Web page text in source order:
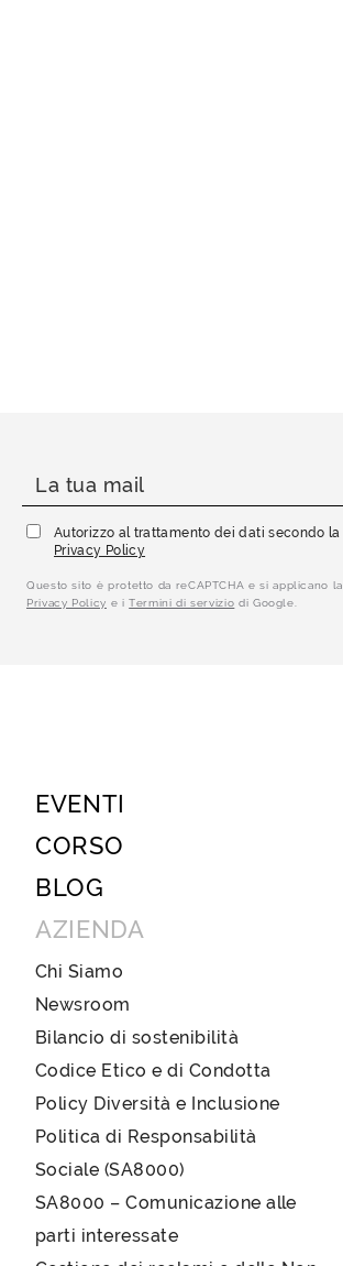
Autorizzo al trattamento dei dati secondo la
Privacy Policy
Questo sito è protetto da reCAPTCHA e si applicano la
Privacy Policy e iTermini di servizio di Google.
EVENTI
CORSO
BLOG
AZIENDA
Chi Siamo
Newsroom
Bilancio di sostenibilità
Codice Etico e di Condotta
Policy Diversità e Inclusione
Politica di Responsabilità
Sociale (SA8000)
SA8000 – Comunicazione alle
parti interessate